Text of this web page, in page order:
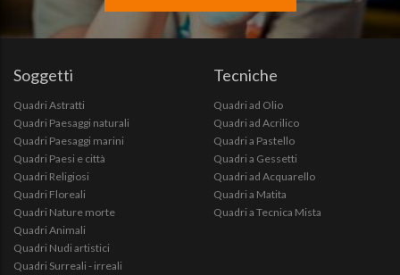
Soggetti
Quadri Astratti
Quadri Paesaggi naturali
Quadri Paesaggi marini
Quadri Paesi e città
Quadri Religiosi
Quadri Floreali
Quadri Nature morte
Quadri Animali
Quadri Nudi artistici
Quadri Surreali - irreali
Tecniche
Quadri ad Olio
Quadri ad Acrilico
Quadri a Pastello
Quadri a Gessetti
Quadri ad Acquarello
Quadri a Matita
Quadri a Tecnica Mista